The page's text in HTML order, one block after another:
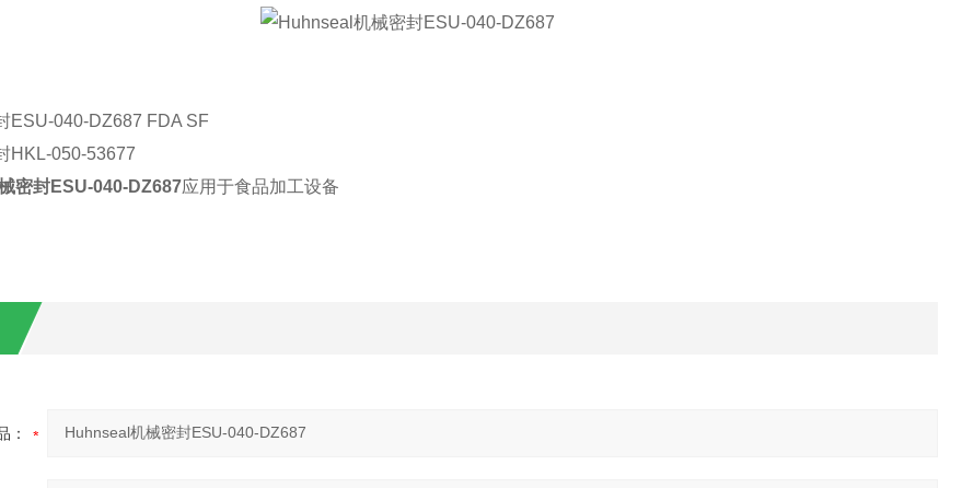
ESU-040-DZ687 FDA SF
HKL-050-53677
密封ESU-040-DZ687应用于食品加工设备
：